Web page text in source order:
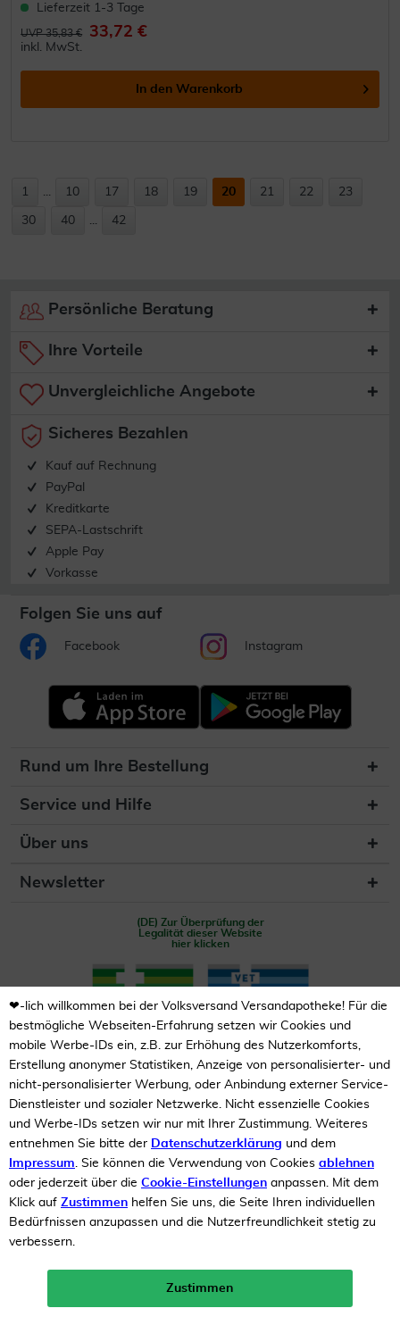
10%
Neukunden-Rabatt ab 49€!
mehr erfahren >
Lieferzeit 1-3 Tage
UVP 35,83 € 33,72 €
inkl. MwSt.
In den Warenkorb
1 ... 10 17 18 19 20 21 22 23
30 40 ... 42
Persönliche Beratung
Ihre Vorteile
Unvergleichliche Angebote
Sicheres Bezahlen
Kauf auf Rechnung
PayPal
Kreditkarte
SEPA-Lastschrift
Apple Pay
Vorkasse
Folgen Sie uns auf
Facebook Instagram
Rund um Ihre Bestellung
Service und Hilfe
Über uns
Newsletter
(DE) Zur Überprüfung der
Legalität dieser Website
hier klicken
Unsere Auszeichnungen
❤-lich willkommen bei der Volksversand Versandapotheke! Für die
bestmögliche Webseiten-Erfahrung setzen wir Cookies und
mobile Werbe-IDs ein, z.B. zur Erhöhung des Nutzerkomforts,
Erstellung anonymer Statistiken, Anzeige von personalisierter- und
nicht-personalisierter Werbung, oder Anbindung externer Service-
Dienstleister und sozialer Netzwerke. Nicht essenzielle Cookies
und Werbe-IDs setzen wir nur mit Ihrer Zustimmung. Weiteres
entnehmen Sie bitte der Datenschutzerklärung und dem
Impressum. Sie können die Verwendung von Cookies ablehnen
oder jederzeit über die Cookie-Einstellungen anpassen. Mit dem
Klick auf Zustimmen helfen Sie uns, die Seite Ihren individuellen
Bedürfnissen anzupassen und die Nutzerfreundlichkeit stetig zu
verbessern.
Zustimmen